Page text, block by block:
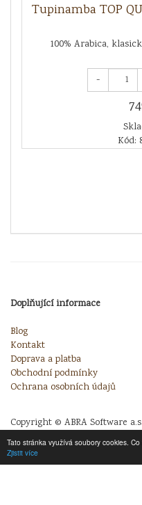
Tato stránka využívá soubory cookies.
Zjistit více
Tupinamba TOP
100% Arabica,
-
Kód:
Doplňující informace
Blog
Kontakt
Doprava a platba
Obchodní podmínky
Ochrana osobních údajů
Copyright © ABRA Software